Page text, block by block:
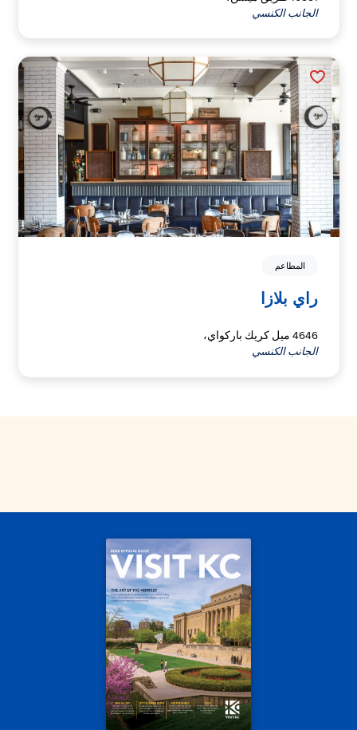
الجانب الكنسي
المطاعم
راي بلازا
4646 ميل كريك باركواي،
الجانب الكنسي